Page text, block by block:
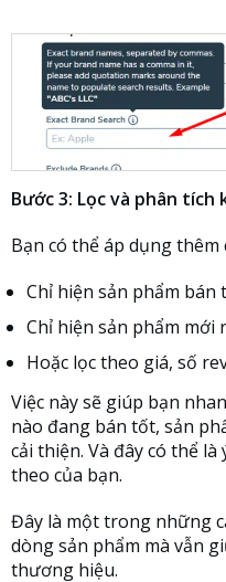
Bước 3: Lọc và phân tích
Bạn có thể áp dụng thêm
Chỉ hiện sản phẩm
Chỉ hiện sản phẩm mới
Hoặc lọc theo giá, số
Việc này sẽ giúp bạn
nào đang bán tốt, sản
cải thiện. Và đây có thể
theo của bạn.
Đây là một trong những
dòng sản phẩm mà vẫn
thương hiệu.